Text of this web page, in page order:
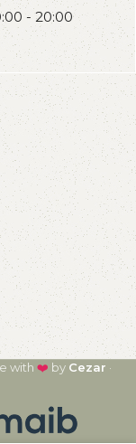
- 20:00
with ❤️ by Cezar ·